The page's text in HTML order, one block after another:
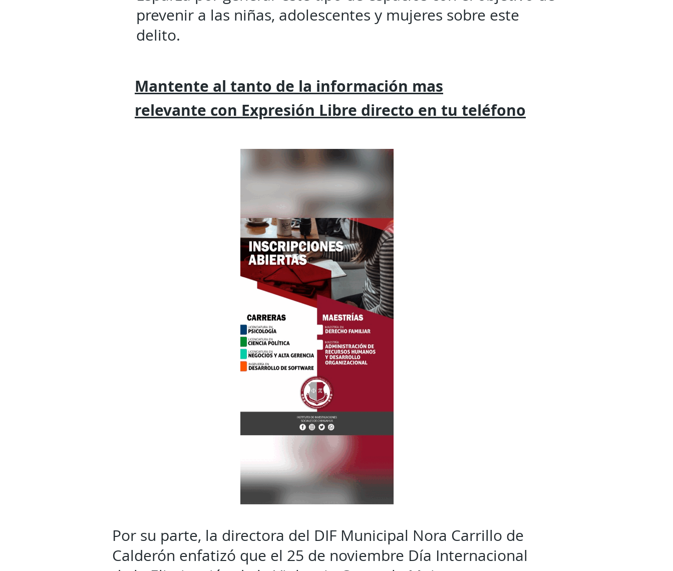
prevenir a las niñas, adolescentes y mujeres sobre este
delito.
Mantente al tanto de la información mas
relevante con Expresión Libre directo en tu teléfono
Por su parte, la directora del DIF Municipal Nora Carrillo de
Calderón enfatizó que el 25 de noviembre Día Internacional